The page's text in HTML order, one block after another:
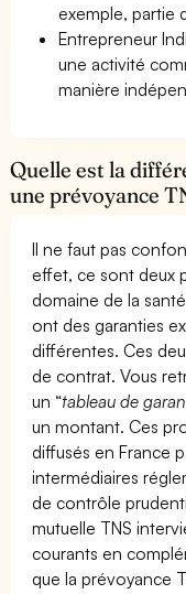
exemple, partie
Entrepreneur
une activité
manière
Quelle est la
une prévoyance
Il ne faut pas
effet, ce sont deux
domaine de la
ont des garanties
différentes. Ces
de contrat. Vous
un “tableau de
un montant. Ces
diffusés en France
intermédiaires
de contrôle
mutuelle TNS
courants en
que la prévoyance